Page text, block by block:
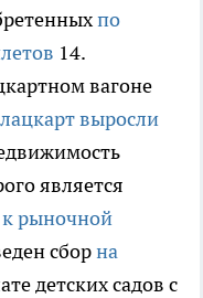
по
14.
вагоне
выросли
является
к рыночной
сборна
детских садов с